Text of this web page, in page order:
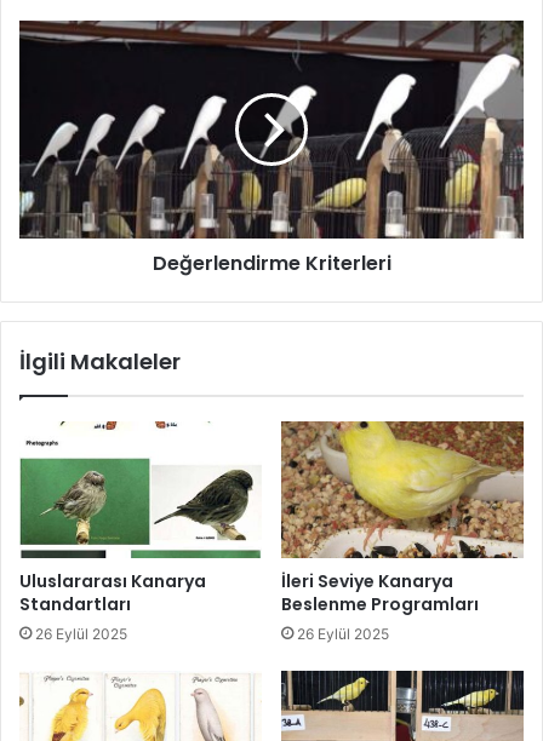
Değerlendirme Kriterleri
İlgili Makaleler
Uluslararası Kanarya
Standartları
26 Eylül 2025
İleri Seviye Kanarya
Beslenme Programları
26 Eylül 2025